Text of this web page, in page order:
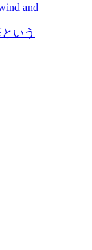
and
いう